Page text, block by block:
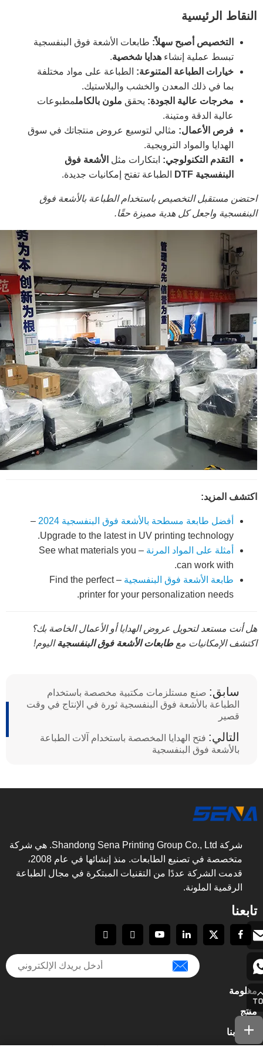
النقاط الرئيسية
التخصيص أصبح سهلاً: طابعات الأشعة فوق البنفسجية
تبسط عملية إنشاء هدايا شخصية.
خيارات الطباعة المتنوعة: الطباعة على مواد مختلفة
بما في ذلك المعدن والخشب والبلاستيك.
مخرجات عالية الجودة: يحقق ملون بالكاملمطبوعات
عالية الدقة ومتينة.
فرص الأعمال: مثالي لتوسيع عروض منتجاتك في سوق
الهدايا والمواد الترويجية.
التقدم التكنولوجي: ابتكارات مثل الأشعة فوق
البنفسجية DTF
الطباعة تفتح إمكانيات جديدة.
احتضن مستقبل التخصيص باستخدام الطباعة بالأشعة فوق
البنفسجية واجعل كل هدية مميزة حقًا.
اكتشف المزيد:
أفضل طابعة مسطحة بالأشعة فوق البنفسجية 2024
–
Upgrade to the latest in UV printing technology.
أمثلة على المواد المرنة
– See what materials you
can work with.
طابعة الأشعة فوق البنفسجية
– Find the perfect
printer for your personalization needs.
هل أنت مستعد لتحويل عروض الهدايا أو الأعمال الخاصة بك؟
اكتشف الإمكانيات معطابعات الأشعة فوق البنفسجيةاليوم!
سابق: صنع مستلزمات مكتبية مخصصة باستخدام
الطباعة بالأشعة فوق البنفسجية ثورة في الإنتاج في وقت
قصير
التالي: فتح الهدايا المخصصة باستخدام آلات الطباعة
بالأشعة فوق البنفسجية
شركة Shandong Sena Printing Group Co., Ltd. هي شركة
متخصصة في تصنيع الطابعات. منذ إنشائها في عام 2008،
قدمت الشركة عددًا من التقنيات المبتكرة في مجال الطباعة
الرقمية الملونة.
تابعنا
معلومة
منتج
اتصل بنا